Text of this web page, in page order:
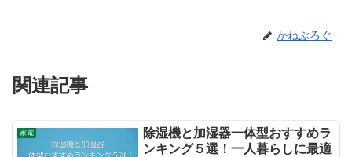
かねぶろぐ
関連記事
家電
除湿機と加湿器一体型おすすめラ
ンキング５選！一人暮らしに最適